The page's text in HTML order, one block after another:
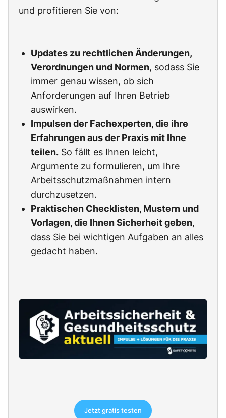
und profitieren Sie von:
Updates zu rechtlichen Änderungen,
Verordnungen und Normen, sodass Sie
immer genau wissen, ob sich
Anforderungen auf Ihren Betrieb
auswirken.
Impulsen der Fachexperten, die ihre
Erfahrungen aus der Praxis mit Ihne
teilen. So fällt es Ihnen leicht,
Argumente zu formulieren, um Ihre
Arbeitsschutzmaßnahmen intern
durchzusetzen.
Praktischen Checklisten, Mustern und
Vorlagen, die Ihnen Sicherheit geben,
dass Sie bei wichtigen Aufgaben an alles
gedacht haben.
Jetzt gratis testen